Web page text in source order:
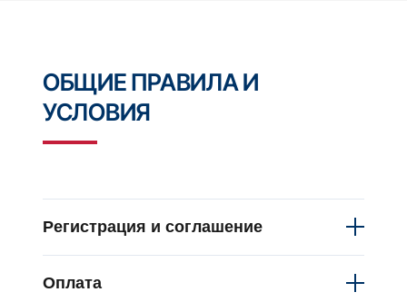
ОБЩИЕ ПРАВИЛА И
УСЛОВИЯ
Регистрация и соглашение
Оплата